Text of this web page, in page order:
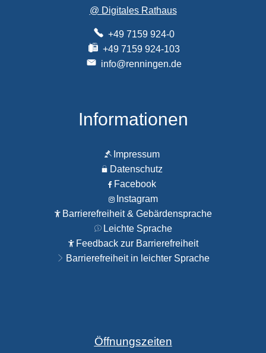
@ Digitales Rathaus
+49 7159 924-0
+49 7159 924-103
info@renningen.de
Informationen
Impressum
Datenschutz
Facebook
Instagram
Barrierefreiheit & Gebärdensprache
Leichte Sprache
Feedback zur Barrierefreiheit
Barrierefreiheit in leichter Sprache
Öffnungszeiten